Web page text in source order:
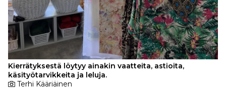
Kierrätyksestä löytyy ainakin vaatteita, astioita,
käsityötarvikkeita ja leluja.
Terhi Kääriäinen